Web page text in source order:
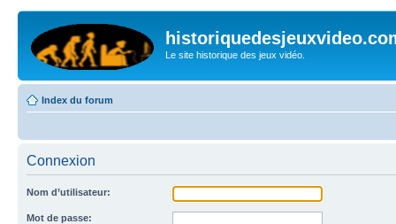
Le site historique des jeux vidéo.
Index du forum
Connexion
Nom d’utilisateur:
Mot de passe: